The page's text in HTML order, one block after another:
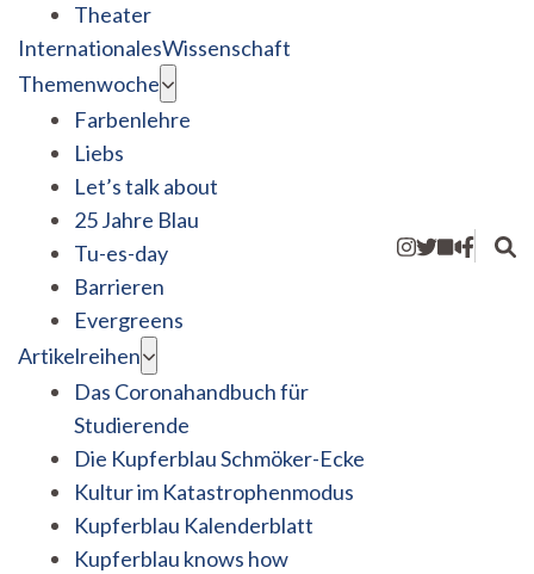
Theater
InternationalesWissenschaft
Themenwoche
Farbenlehre
Liebs
Let’s talk about
25 Jahre Blau
Tu-es-day
Barrieren
Evergreens
Artikelreihen
Das Coronahandbuch für
Studierende
Die Kupferblau Schmöker-Ecke
Kultur im Katastrophenmodus
Kupferblau Kalenderblatt
Kupferblau knows how